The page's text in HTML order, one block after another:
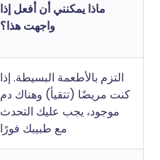
ماذا يمكنني أن أفعل إذا
واجهت هذا؟
التزم بالأطعمة البسيطة. إذا
كنت مريضًا (تتقيأ) وهناك دم
موجود، يجب عليك التحدث
مع طبيبك فورًا